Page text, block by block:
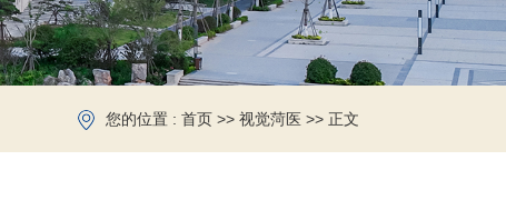
您的位置 : 首页 >> 视觉菏医 >> 正文